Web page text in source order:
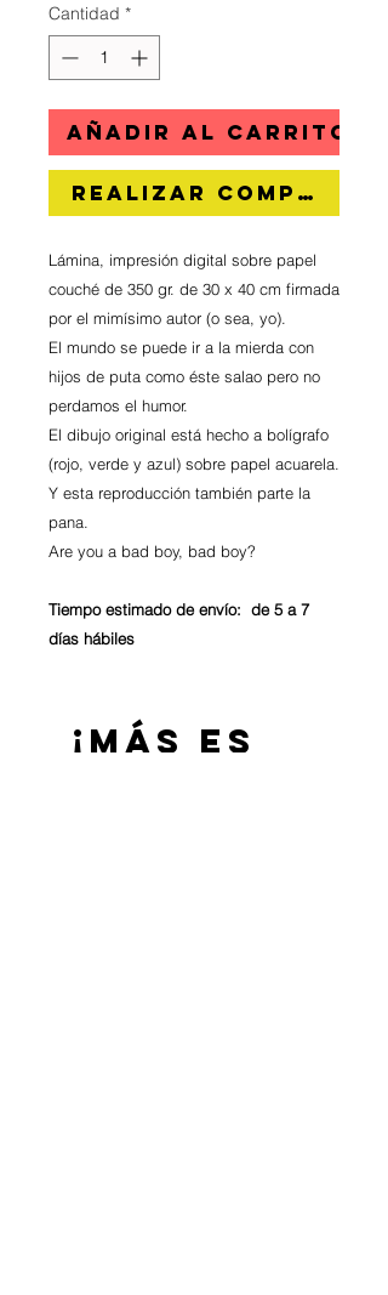
Cantidad *
Añadir al carrito
Realizar compra
Lámina, impresión digital sobre papel
couché de 350 gr. de 30 x 40 cm firmada
por el mimísimo autor (o sea, yo).
El mundo se puede ir a la mierda con
hijos de puta como éste salao pero no
perdamos el humor.
El dibujo original está hecho a bolígrafo
(rojo, verde y azul) sobre papel acuarela.
Y esta reproducción también parte la
pana.
Are you a bad boy, bad boy?
Tiempo estimado de envío: de 5 a 7
días hábiles
¡Más es